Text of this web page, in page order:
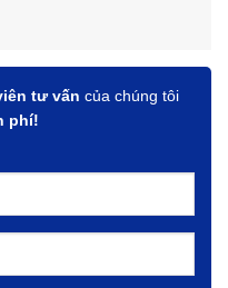
tư vấn của chúng tôi
phí!